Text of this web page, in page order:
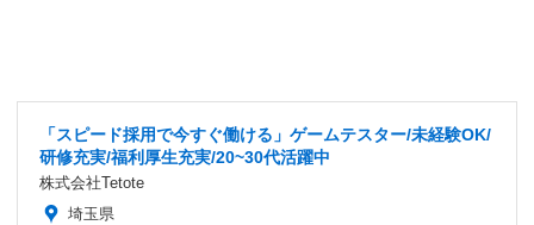
「スピード採用で今すぐ働ける」ゲームテスター/未経験OK/
研修充実/福利厚生充実/20~30代活躍中
株式会社Tetote
埼玉県